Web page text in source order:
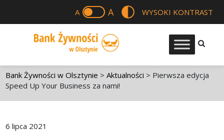
A A WYSOKI KONTRAST
Bank Żywności w Olsztynie >Aktualności > Pierwsza edycja
Speed Up Your Business za nami!
6 lipca 2021